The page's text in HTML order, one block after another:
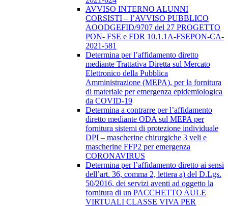
AVVISO INTERNO ALUNNI
CORSISTI – l’AVVISO PUBBLICO
AOODGEFID/9707 del 27 PROGETTO
PON- FSE e FDR 10.1.1A-FSEPON-CA-
2021-581
Determina per l’affidamento diretto
mediante Trattativa Diretta sul Mercato
Elettronico della Pubblica
Amministrazione (MEPA), per la fornitura
di materiale per emergenza epidemiologica
da COVID-19
Determina a contrarre per l’affidamento
diretto mediante ODA sul MEPA per
fornitura sistemi di protezione individuale
DPI – mascherine chirurgiche 3 veli e
mascherine FFP2 per emergenza
CORONAVIRUS
Determina per l’affidamento diretto ai sensi
dell’art. 36, comma 2, lettera a) del D.Lgs.
50/2016, dei servizi aventi ad oggetto la
fornitura di un PACCHETTO AULE
VIRTUALI CLASSE VIVA PER